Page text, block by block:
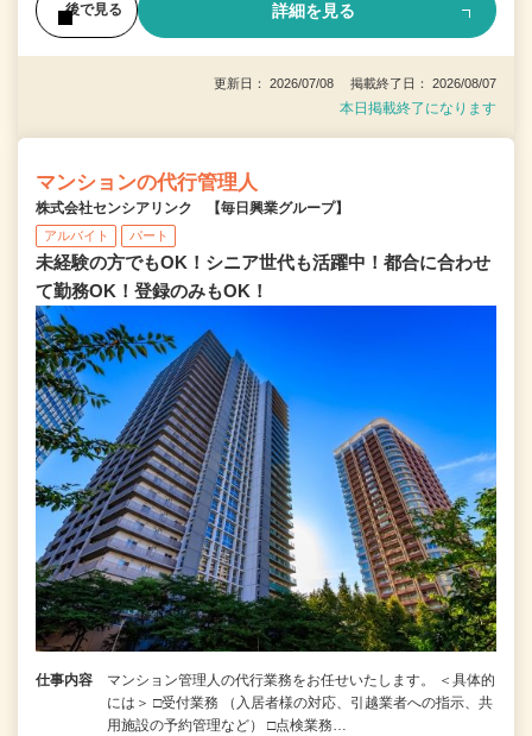
後で見る 詳細を見る
更新日： 2026/07/08 掲載終了日： 2026/08/07
本日掲載終了になります
マンションの代行管理人
株式会社センシアリンク 【毎日興業グループ】
アルバイト パート
未経験の方でもOK！シニア世代も活躍中！都合に合わせ
て勤務OK！登録のみもOK！
仕事内容
マンション管理人の代行業務をお任せいたします。 ＜具体的
には＞ □受付業務 （入居者様の対応、引越業者への指示、共
用施設の予約管理など） □点検業務…